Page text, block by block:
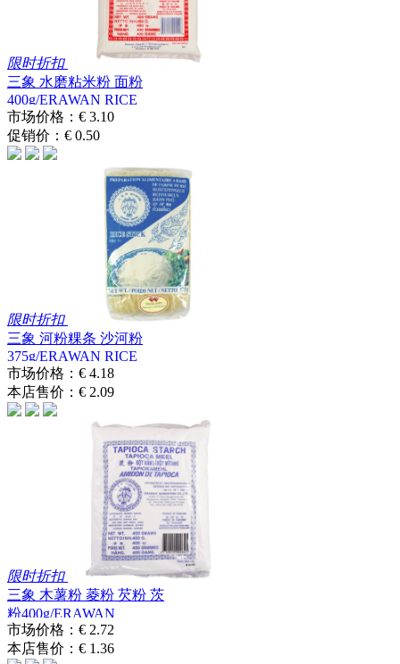
限时折扣
三象 水磨粘米粉 面粉
400g/ERAWAN RICE
FLOUR
市场价格： € 3.10
促销价： € 0.50
限时折扣
三象 河粉粿条 沙河粉
375g/ERAWAN RICE
STICK 1 MM.
市场价格： € 4.18
本店售价： € 2.09
限时折扣
三象 木薯粉 菱粉 芡粉 茨
粉400g/ERAWAN
TAPIOCA STARC...
市场价格： € 2.72
本店售价： € 1.36